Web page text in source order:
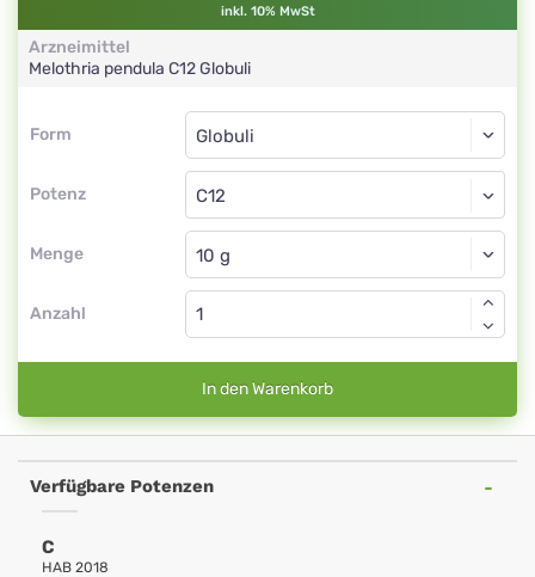
inkl. 10% MwSt
Arzneimittel
Melothria pendula C12Globuli
Form
Form
Potenz
Globuli
C12
Menge
Globuli
Anzahl
In den Warenkorb
Verfügbare Potenzen
C
HAB 2018